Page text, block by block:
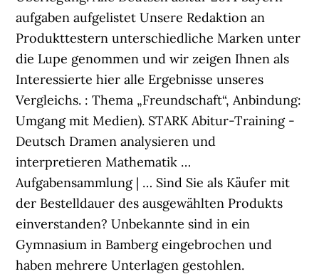
aufgaben aufgelistet Unsere Redaktion an
Produkttestern unterschiedliche Marken unter
die Lupe genommen und wir zeigen Ihnen als
Interessierte hier alle Ergebnisse unseres
Vergleichs. : Thema „Freundschaft“, Anbindung:
Umgang mit Medien). STARK Abitur-Training -
Deutsch Dramen analysieren und
interpretieren Mathematik …
Aufgabensammlung | … Sind Sie als Käufer mit
der Bestelldauer des ausgewählten Produkts
einverstanden? Unbekannte sind in ein
Gymnasium in Bamberg eingebrochen und
haben mehrere Unterlagen gestohlen.